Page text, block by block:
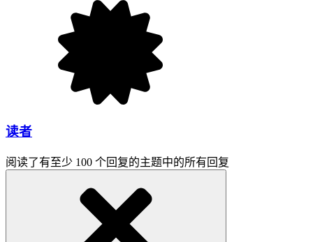
读者
阅读了有至少 100 个回复的主题中的所有回复